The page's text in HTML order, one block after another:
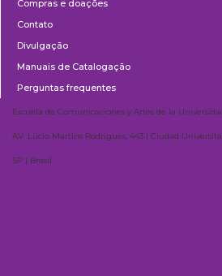
Compras e doações
Contato
Divulgação
Manuais de Catalogação
Perguntas frequentes
Escuela de Comunicaciones y Artes de la
AV. Lúcio Martins Rodrigues, 443 | Ciudad
SP | Brasil